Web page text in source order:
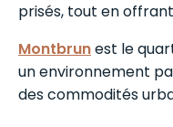
prisés, tout en
Montbrunest le
un environnement
des commodités